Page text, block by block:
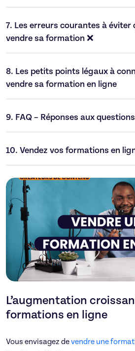
7. Les erreurs courantes à éviter
vendre sa formation ❌
8. Les petits points légaux à
vendre sa formation en ligne
9. FAQ – Réponses aux
10. Vendez vos formations en
L’augmentation
formations en ligne
Vous envisagez devendre une